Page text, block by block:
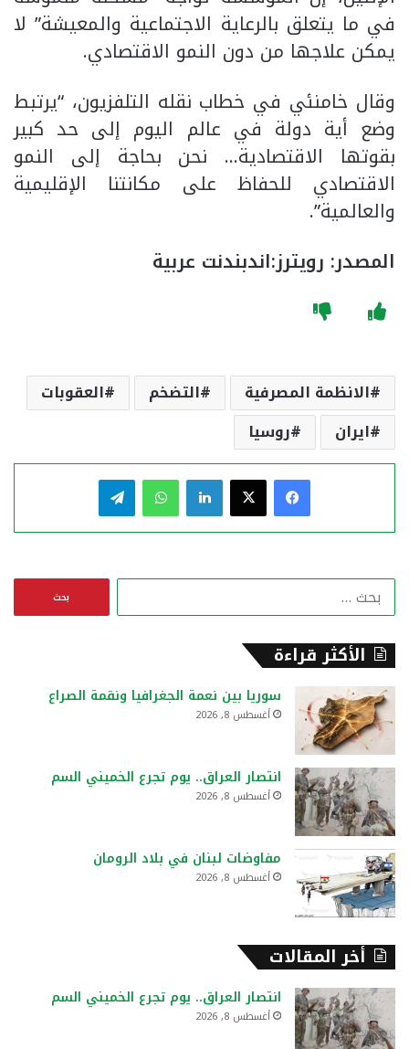
في ما يتعلق بالرعاية الاجتماعية والمعيشة” لا
يمكن علاجها من دون النمو الاقتصادي.
وقال خامنئي في خطاب نقله التلفزيون، “يرتبط
وضع أية دولة في عالم اليوم إلى حد كبير
بقوتها الاقتصادية… نحن بحاجة إلى النمو
الاقتصادي للحفاظ على مكانتنا الإقليمية
والعالمية”.
المصدر: رويترز:اندبندنت عربية
الانظمة المصرفية التضخم
العقوبات
ايران
روسيا
فيسبوك لينكدإن واتساب
ن
الأكثر قراءة
سوريا بين نعمة الجغرافيا ونقمة الصراع
أغسطس 8, 2026
انتصار العراق.. يوم تجرع الخميني السم
أغسطس 8, 2026
مفاوضات لبنان في بلاد الرومان
أغسطس 8, 2026
أخر المقالات
انتصار العراق.. يوم تجرع الخميني السم
أغسطس 8, 2026